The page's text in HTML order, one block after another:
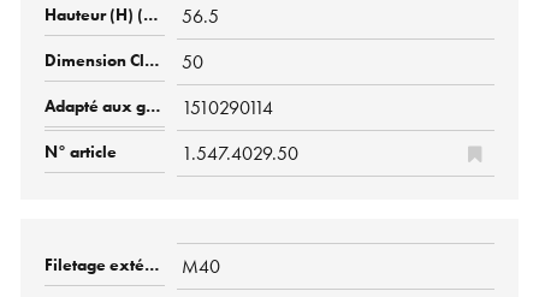
56.5
50
1510290114
1.547.4029.50
M40